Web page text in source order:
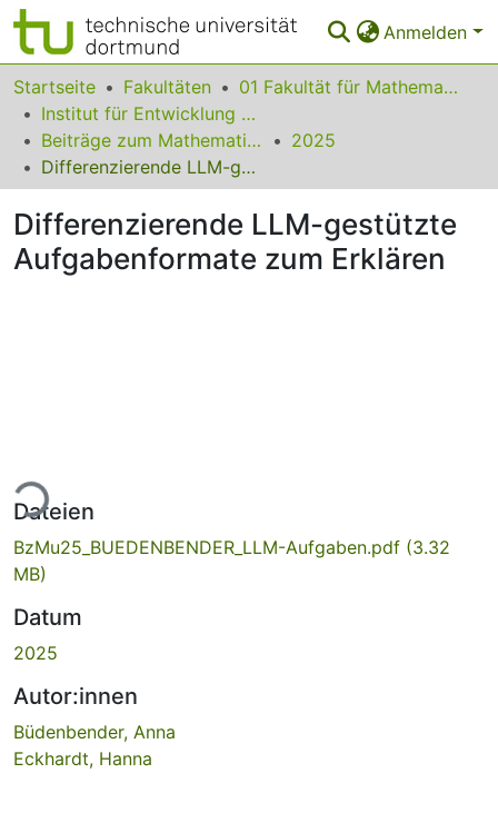
Anmelden
Bereiche & Sammlungen
Das gesamte Repositorium
Statistiken
FAQ
Leitlinien
Startseite Fakultäten
01 Fakultät für Mathematik
Institut für Entwicklung und Erforschung des Mathematikunterrichts
Beiträge zum Mathematikunterricht
2025
Differenzierende LLM-gestützte Aufgabenformate zum Erklären
Differenzierende LLM-gestützte
Aufgabenformate zum Erklären
Dateien
BzMu25_BUEDENBENDER_LLM-Aufgaben.pdf (3.32
MB)
Datum
2025
Autor:innen
Büdenbender, Anna
Eckhardt, Hanna